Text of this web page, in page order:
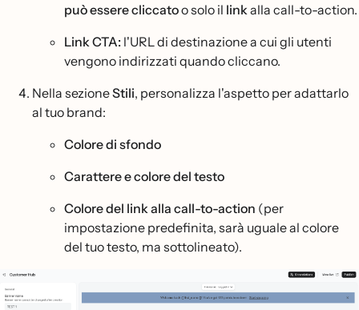
può essere cliccatoo solo il linkalla call-to-action.
Link CTA: l'URL di destinazione a cui gli utenti
vengono indirizzati quando cliccano.
Nella sezioneStili, personalizza l'aspetto per adattarlo
al tuo brand:
Colore di sfondo
Carattere e colore del testo
Colore del link alla call-to-action (per
impostazione predefinita, sarà uguale al colore
del tuo testo, ma sottolineato).